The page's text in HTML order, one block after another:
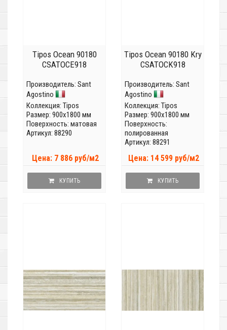
Tipos Ocean 90180
CSATOCE918
Производитель: Sant
Agostino
Коллекция: Tipos
Размер: 900x1800 мм
Поверхность: матовая
Артикул: 88290
Цена: 7 886 руб/м2
КУПИТЬ
Tipos Ocean 90180 Kry
CSATOCK918
Производитель: Sant
Agostino
Коллекция: Tipos
Размер: 900x1800 мм
Поверхность:
полированная
Артикул: 88291
Цена: 14 599 руб/м2
КУПИТЬ